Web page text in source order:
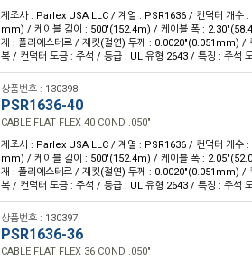
제조사 : Parlex USA LLC / 계열 : PSR1636 / 컨덕터 개수
mm) / 케이블 길이 : 500'(152.4m) / 케이블 폭 :
재 : 폴리에스테르 / 재킷(절연) 두께 : 0.0020"(0.051mm) /
복 / 컨덕터 도금 : 주석 / 등급 : UL 유형 2643 / 특징 : 주석
상품번호 : 130398
PSR1636-40
CABLE FLAT FLEX 40 COND .050"
제조사 : Parlex USA LLC / 계열 : PSR1636 / 컨덕터 개수
mm) / 케이블 길이 : 500'(152.4m) / 케이블 폭 :
재 : 폴리에스테르 / 재킷(절연) 두께 : 0.0020"(0.051mm) /
복 / 컨덕터 도금 : 주석 / 등급 : UL 유형 2643 / 특징 : 주석
상품번호 : 130397
PSR1636-36
CABLE FLAT FLEX 36 COND .050"